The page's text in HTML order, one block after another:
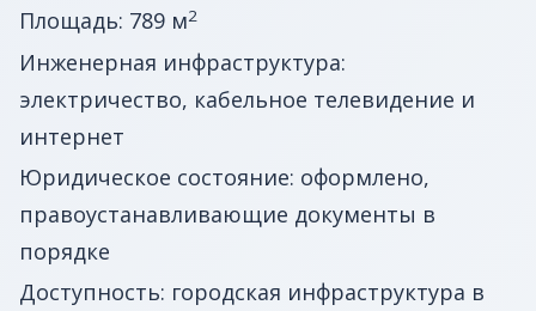
Площадь: 789 м2
Инженерная инфраструктура:
электричество, кабельное телевидение и
интернет
Юридическое состояние: оформлено,
правоустанавливающие документы в
порядке
Доступность: городская инфраструктура в